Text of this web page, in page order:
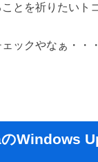
とを祈りたいト
ックやなぁ・・
Windows